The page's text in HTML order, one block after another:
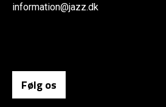
information@jazz.dk
Følg os